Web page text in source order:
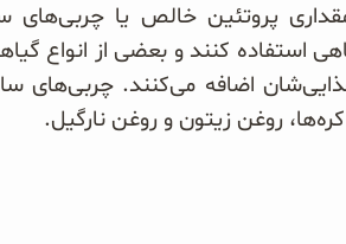
پروتئین خالص یا چربی‌های
استفاده کنند و بعضی از انواع
اضافه می‌کنند. چربی‌های
کره‌ها، روغن زیتون و روغن نارگیل.